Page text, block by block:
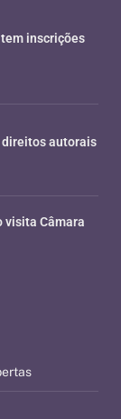
inscrições
direitos autorais
visita Câmara